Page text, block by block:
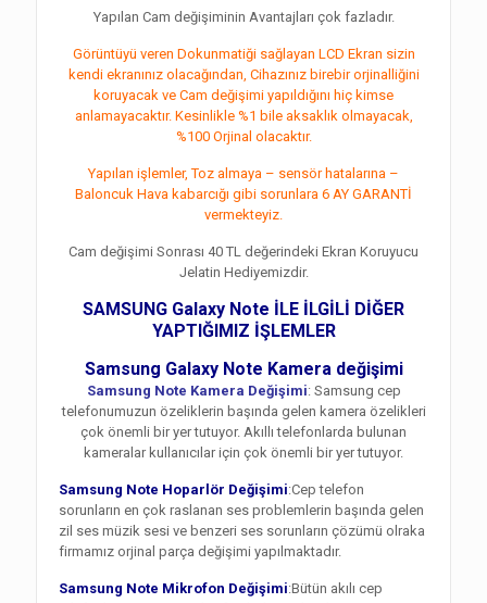
Yapılan Cam değişiminin Avantajları çok fazladır.
Görüntüyü veren Dokunmatiği sağlayan LCD Ekran sizin
kendi ekranınız olacağından, Cihazınız birebir orjinalliğini
koruyacak ve Cam değişimi yapıldığını hiç kimse
anlamayacaktır. Kesinlikle %1 bile aksaklık olmayacak,
%100 Orjinal olacaktır.
Yapılan işlemler, Toz almaya – sensör hatalarına –
Baloncuk Hava kabarcığı gibi sorunlara 6 AY GARANTİ
vermekteyiz.
Cam değişimi Sonrası 40 TL değerindeki Ekran Koruyucu
Jelatin Hediyemizdir.
SAMSUNG Galaxy Note İLE İLGİLİ DİĞER
YAPTIĞIMIZ İŞLEMLER
Samsung Galaxy Note Kamera değişimi
Samsung Note Kamera Değişimi: Samsung cep
telefonumuzun özeliklerin başında gelen kamera özelikleri
çok önemli bir yer tutuyor. Akıllı telefonlarda bulunan
kameralar kullanıcılar için çok önemli bir yer tutuyor.
Samsung Note Hoparlör Değişimi:Cep telefon
sorunların en çok raslanan ses problemlerin başında gelen
zil ses müzik sesi ve benzeri ses sorunların çözümü olraka
firmamız orjinal parça değişimi yapılmaktadır.
Samsung Note Mikrofon Değişimi:Bütün akılı cep